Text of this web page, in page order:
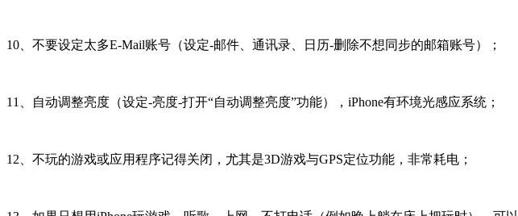
10、不要设定太多E-Mail账号（设定-邮件、通讯录、日历-删除不想同步的邮箱账号）；
11、自动调整亮度（设定-亮度-打开“自动调整亮度”功能），iPhone有环境光感应系统；
12、不玩的游戏或应用程序记得关闭，尤其是3D游戏与GPS定位功能，非常耗电；